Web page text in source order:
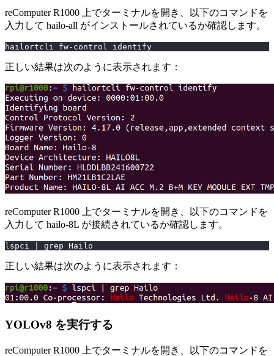
reComputer R1000 上でターミナルを開き、以下のコマンドを
入力して hailo-all がインストールされているか確認します。
hailortcli fw-control identify
正しい結果は次のように表示されます：
reComputer R1000 上でターミナルを開き、以下のコマンドを
入力して hailo-8L が接続されているか確認します。
lspci | grep Hailo
正しい結果は次のように表示されます：
YOLOv8 を実行する
reComputer R1000 上でターミナルを開き、以下のコマンドを